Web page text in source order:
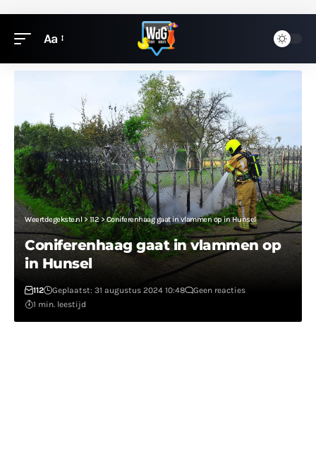
Aa
Weertdegekste.nl>112> Coniferenhaag gaat in vlammen op in Hunsel
Coniferenhaag gaat in vlammen op
in Hunsel
112 Geplaatst: 31 augustus 2024 10:48
Geen reacties
1 min. leestijd